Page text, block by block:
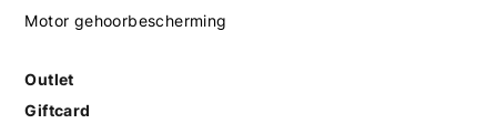
Motor gehoorbescherming
Outlet
Giftcard